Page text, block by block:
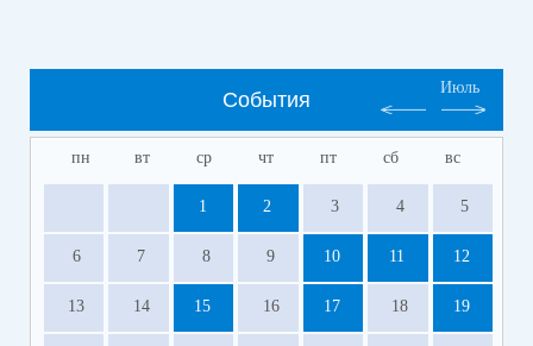
События
Июль
пн вт ср чт пт сб вс
1 2 3 4 5
6 7 8 9 10 11 12
13 14 15 16 17 18 19